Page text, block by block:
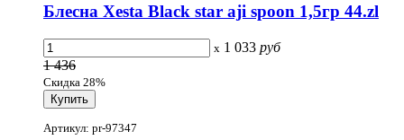
Блесна Xesta Black star aji spoon 1,5гр 44.zl
x 1 033 руб
1 436
Скидка 28%
Артикул: pr-97347